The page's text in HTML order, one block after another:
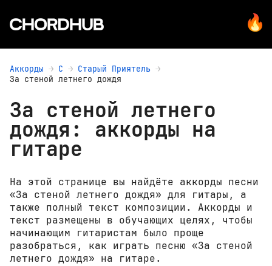
Аккорды С
Старый Приятель
За стеной летнего дождя
За стеной летнего
дождя: аккорды на
гитаре
На этой странице вы найдёте аккорды песни
«За стеной летнего дождя» для гитары, а
также полный текст композиции. Аккорды и
текст размещены в обучающих целях, чтобы
начинающим гитаристам было проще
разобраться, как играть песню «За стеной
летнего дождя» на гитаре.